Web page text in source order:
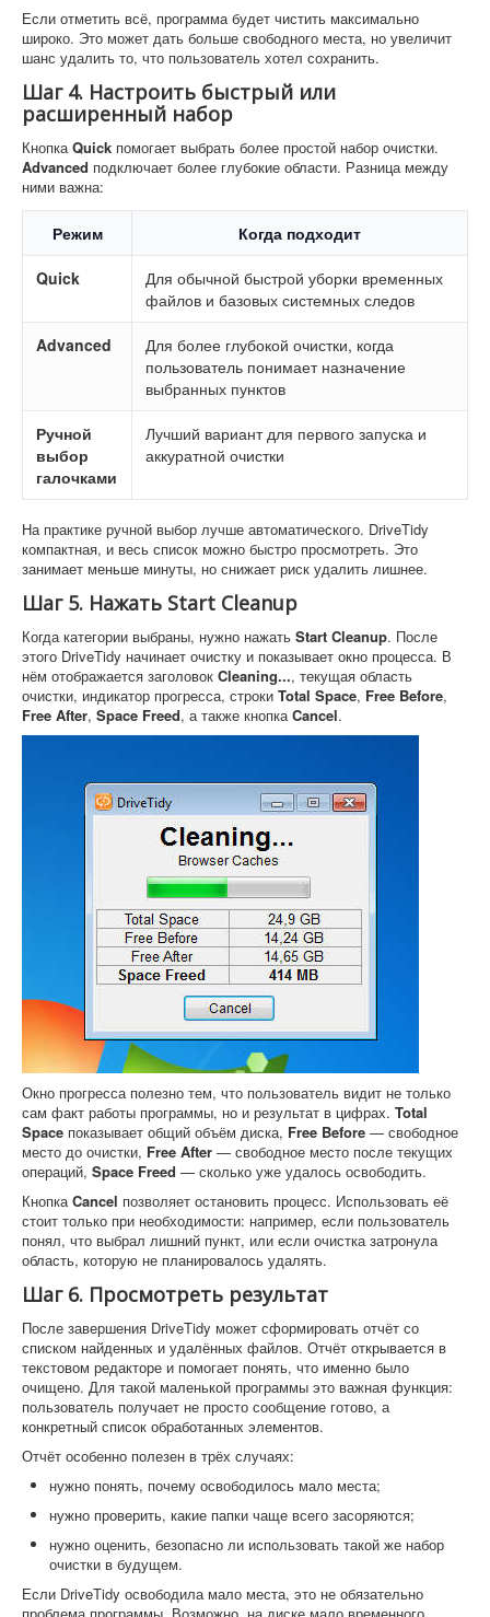
Если отметить всё, программа будет чистить максимально
широко. Это может дать больше свободного места, но увеличит
шанс удалить то, что пользователь хотел сохранить.
Шаг 4. Настроить быстрый или
расширенный набор
КнопкаQuick помогает выбрать более простой набор очистки.
Advanced подключает более глубокие области. Разница между
ними важна:
Режим Когда подходит
Quick
Для обычной быстрой уборки временных
файлов и базовых системных следов
Advanced
Для более глубокой очистки, когда
пользователь понимает назначение
выбранных пунктов
Ручной
выбор
галочками
Лучший вариант для первого запуска и
аккуратной очистки
На практике ручной выбор лучше автоматического. DriveTidy
компактная, и весь список можно быстро просмотреть. Это
занимает меньше минуты, но снижает риск удалить лишнее.
Шаг 5. Нажать Start Cleanup
Когда категории выбраны, нужно нажать Start Cleanup. После
этого DriveTidy начинает очистку и показывает окно процесса. В
нём отображается заголовок Cleaning..., текущая область
очистки, индикатор прогресса, строки Total Space, Free Before,
Free After, Space Freed, а также кнопкаCancel.
Окно прогресса полезно тем, что пользователь видит не только
сам факт работы программы, но и результат в цифрах. Total
Space показывает общий объём диска, Free Before — свободное
место до очистки, Free After — свободное место после текущих
операций, Space Freed — сколько уже удалось освободить.
КнопкаCancel позволяет остановить процесс. Использовать её
стоит только при необходимости: например, если пользователь
понял, что выбрал лишний пункт, или если очистка затронула
область, которую не планировалось удалять.
Шаг 6. Просмотреть результат
После завершения DriveTidy может сформировать отчёт со
списком найденных и удалённых файлов. Отчёт открывается в
текстовом редакторе и помогает понять, что именно было
очищено. Для такой маленькой программы это важная функция:
пользователь получает не просто сообщение готово, а
конкретный список обработанных элементов.
Отчёт особенно полезен в трёх случаях:
нужно понять, почему освободилось мало места;
нужно проверить, какие папки чаще всего засоряются;
нужно оценить, безопасно ли использовать такой же набор
очистки в будущем.
Если DriveTidy освободила мало места, это не обязательно